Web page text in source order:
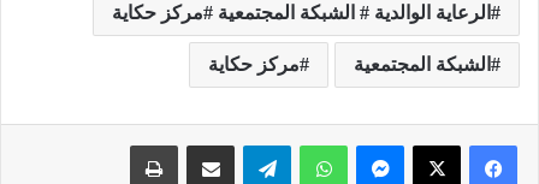
الرعاية الوالدية # الشبكة المجتمعية #مركز حكاية
الشبكة المجتمعية مركز حكاية
ماسنجر واتساب تيلقرام مشاركة عبر البريد طباعة